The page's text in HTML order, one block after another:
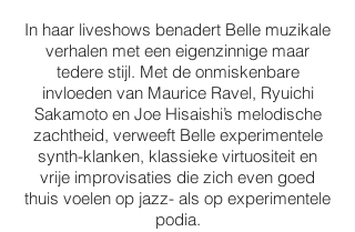
In haar liveshows benadert Belle muzikale
verhalen met een eigenzinnige maar
tedere stijl. Met de onmiskenbare
invloeden van Maurice Ravel, Ryuichi
Sakamoto en Joe Hisaishi’s melodische
zachtheid, verweeft Belle experimentele
synth-klanken, klassieke virtuositeit en
vrije improvisaties die zich even goed
thuis voelen op jazz- als op experimentele
podia.